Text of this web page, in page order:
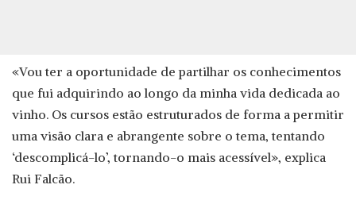
«Vou ter a oportunidade de partilhar os conhecimentos
que fui adquirindo ao longo da minha vida dedicada ao
vinho. Os cursos estão estruturados de forma a permitir
uma visão clara e abrangente sobre o tema, tentando
‘descomplicá-lo’, tornando-o mais acessível», explica
Rui Falcão.